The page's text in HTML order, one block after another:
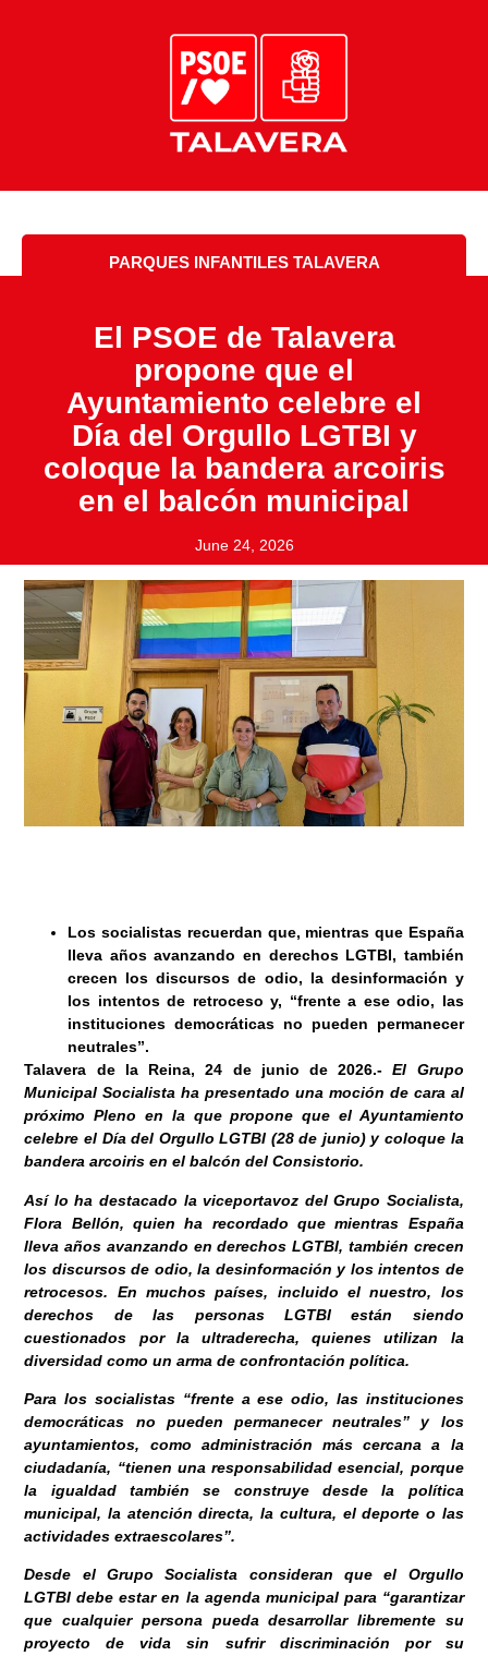
PARQUES INFANTILES TALAVERA
El PSOE de Talavera
propone que el
Ayuntamiento celebre el
Día del Orgullo LGTBI y
coloque la bandera arcoiris
en el balcón municipal
June 24, 2026
Los socialistas recuerdan que, mientras que España
lleva años avanzando en derechos LGTBI, también
crecen los discursos de odio, la desinformación y
los intentos de retroceso y, “frente a ese odio, las
instituciones democráticas no pueden permanecer
neutrales”.
Talavera de la Reina, 24 de junio de 2026.- El Grupo
Municipal Socialista ha presentado una moción de cara al
próximo Pleno en la que propone que el Ayuntamiento
celebre el Día del Orgullo LGTBI (28 de junio) y coloque la
bandera arcoiris en el balcón del Consistorio.
Así lo ha destacado la viceportavoz del Grupo Socialista,
Flora Bellón, quien ha recordado que mientras España
lleva años avanzando en derechos LGTBI, también crecen
los discursos de odio, la desinformación y los intentos de
retrocesos. En muchos países, incluido el nuestro, los
derechos de las personas LGTBI están siendo
cuestionados por la ultraderecha, quienes utilizan la
diversidad como un arma de confrontación política.
Para los socialistas “frente a ese odio, las instituciones
democráticas no pueden permanecer neutrales” y los
ayuntamientos, como administración más cercana a la
ciudadanía, “tienen una responsabilidad esencial, porque
la igualdad también se construye desde la política
municipal, la atención directa, la cultura, el deporte o las
actividades extraescolares”.
Desde el Grupo Socialista consideran que el Orgullo
LGTBI debe estar en la agenda municipal para “garantizar
que cualquier persona pueda desarrollar libremente su
proyecto de vida sin sufrir discriminación por su